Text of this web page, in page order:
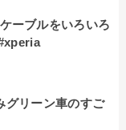
ーブルをいろいろ
グリーン車のすご